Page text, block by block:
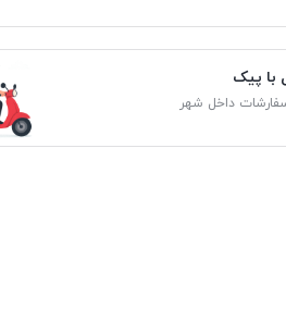
با پیک
داخل شهر